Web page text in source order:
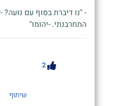
- "נו דיברת בסוף עם נועה?
התחרבנתי. -יהומו"
2
שיתוף